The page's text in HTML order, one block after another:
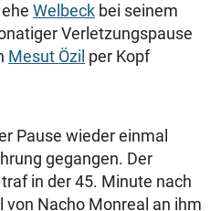
Welbeck bei seinem
Verletzungspause
Mesut Özil per Kopf
Pause wieder einmal
gegangen. Der
in der 45. Minute nach
Nacho Monreal an ihm